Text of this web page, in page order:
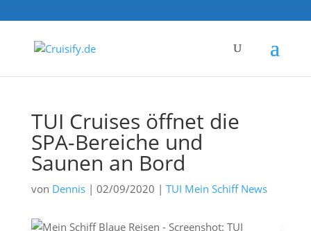
TUI Cruises öffnet die
SPA-Bereiche und
Saunen an Bord
von Dennis| 02/09/2020 | TUI Mein Schiff News